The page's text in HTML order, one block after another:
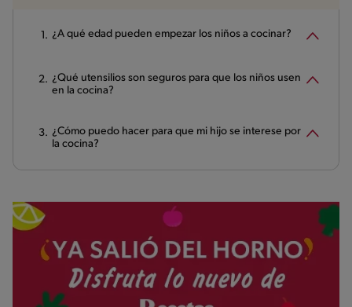
¿A qué edad pueden empezar los niños a cocinar?
¿Qué utensilios son seguros para que los niños usen
en la cocina?
¿Cómo puedo hacer para que mi hijo se interese por
la cocina?